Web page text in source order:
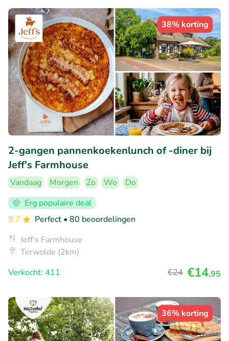
38% korting
2-gangen pannenkoekenlunch of -diner bij
Jeff's Farmhouse
Vandaag Morgen Zo Wo
Do
Erg populaire deal
9.7
Perfect • 80 beoordelingen
Jeff's Farmhouse
Terwolde (2km)
Verkocht: 411
€24 €14,95
36% korting